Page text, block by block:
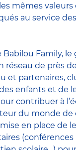
mêmes
au service
Family,
de près
et partenaires,
enfants et de
contribuer à
du monde de
en place de